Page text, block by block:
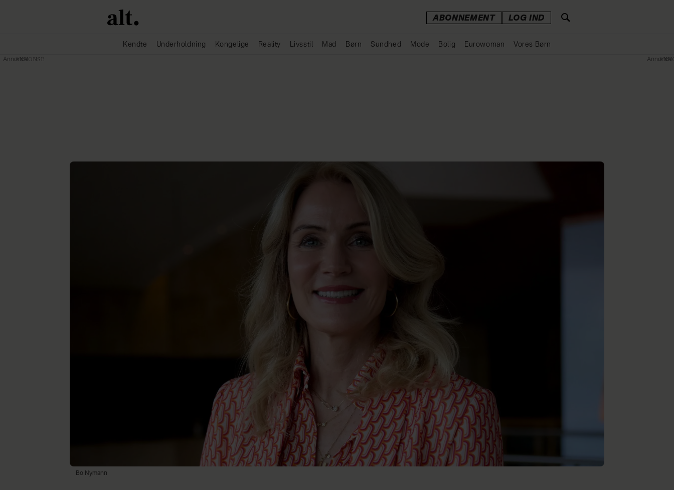
ABONNEMENT LOG IND
Kendte Underholdning Kongelige Reality Livsstil Mad Børn Sundhed Mode Bolig Eurowoman Vores Børn
Bo Nymann
Annonce Annonce